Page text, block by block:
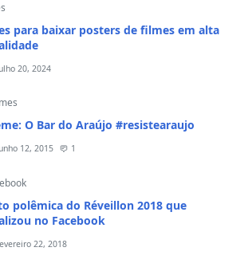
para baixar posters de filmes em alta
20, 2024
O Bar do Araújo #resistearaujo
12, 2015 1
polêmica do Réveillon 2018 que
no Facebook
22, 2018